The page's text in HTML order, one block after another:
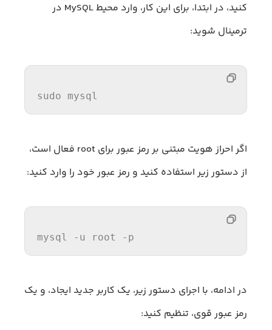
کنید، در ابتدا، برای این کار، وارد محیط MySQL در
ترمینال شوید:
sudo mysql
اگر احراز هویت مبتنی بر رمز عبور برای root فعال است،
از دستور زیر استفاده کنید و رمز عبور خود را وارد کنید:
mysql -u root - p
در ادامه، با اجرای دستور زیر، یک کاربر جدید ایجاد، و یک
رمز عبور قوی، تنظیم کنید: